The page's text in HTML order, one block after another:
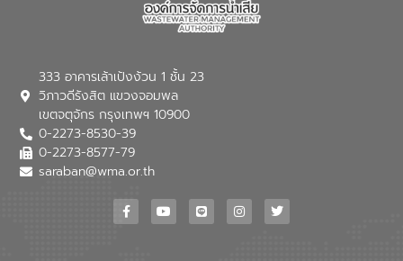
333 อาคารเล้าเป้งง้วน 1 ชั้น 23
วิภาวดีรังสิต แขวงจอมพล
เขตจตุจักร กรุงเทพฯ 10900
0-2273-8530-39
0-2273-8577-79
saraban@wma.or.th